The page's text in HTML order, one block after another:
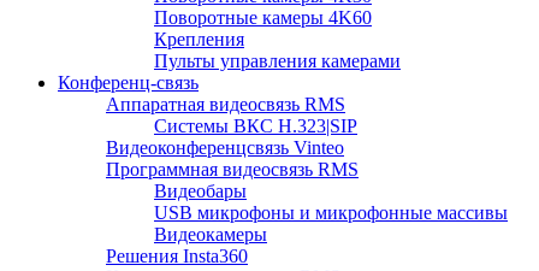
Поворотные камеры 4K60
Крепления
Пульты управления камерами
Конференц-связь
Аппаратная видеосвязь RMS
Системы ВКС H.323|SIP
Видеоконференцсвязь Vinteo
Программная видеосвязь RMS
Видеобары
USB микрофоны и микрофонные массивы
Видеокамеры
Решения Insta360